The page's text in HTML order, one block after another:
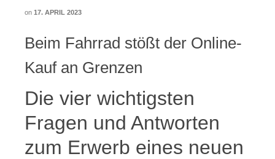
on 17. APRIL 2023
Beim Fahrrad stößt der Online-
Kauf an Grenzen
Die vier wichtigsten
Fragen und Antworten
zum Erwerb eines neuen